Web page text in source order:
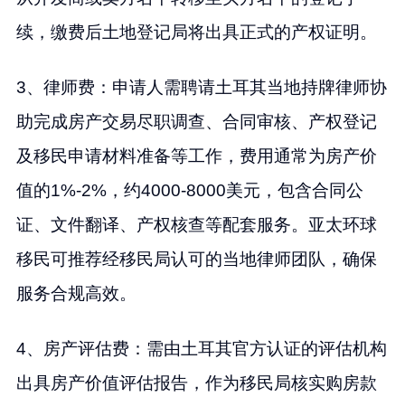
续，缴费后土地登记局将出具正式的产权证明。
3、律师费：申请人需聘请土耳其当地持牌律师协
助完成房产交易尽职调查、合同审核、产权登记
及移民申请材料准备等工作，费用通常为房产价
值的1%-2%，约4000-8000美元，包含合同公
证、文件翻译、产权核查等配套服务。亚太环球
移民可推荐经移民局认可的当地律师团队，确保
服务合规高效。
4、房产评估费：需由土耳其官方认证的评估机构
出具房产价值评估报告，作为移民局核实购房款